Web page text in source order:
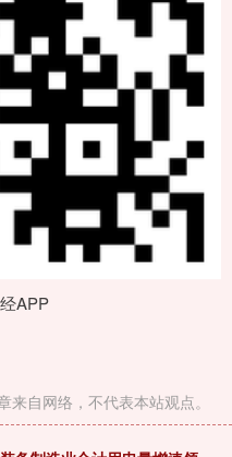
APP
来自网络，不代表本站观点。